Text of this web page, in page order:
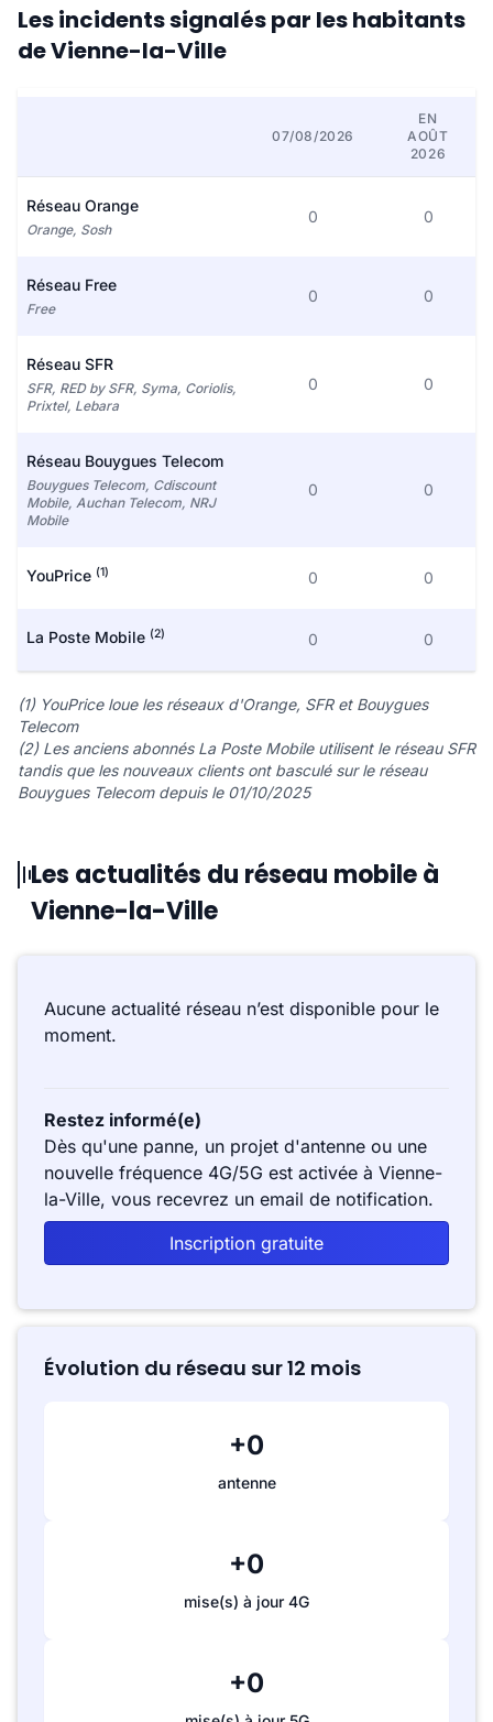
Les incidents signalés par les habitants
de Vienne-la-Ville
07/08/2026
EN
AOÛT
2026
Réseau Orange
Orange, Sosh
0 0
Réseau Free
Free
0 0
Réseau SFR
SFR, RED by SFR, Syma, Coriolis,
Prixtel, Lebara
0 0
Réseau Bouygues Telecom
Bouygues Telecom, Cdiscount
Mobile, Auchan Telecom, NRJ
Mobile
0 0
YouPrice (1) 0 0
La Poste Mobile (2) 0 0
(1) YouPrice loue les réseaux d'Orange, SFR et Bouygues
Telecom
(2) Les anciens abonnés La Poste Mobile utilisent le réseau SFR
tandis que les nouveaux clients ont basculé sur le réseau
Bouygues Telecom depuis le 01/10/2025
Les actualités du réseau mobile à
Vienne-la-Ville
Aucune actualité réseau n’est disponible pour le
moment.
Restez informé(e)
Dès qu'une panne, un projet d'antenne ou une
nouvelle fréquence 4G/5G est activée à Vienne-
la-Ville, vous recevrez un email de notification.
Inscription gratuite
Évolution du réseau sur 12 mois
+0
antenne
+0
mise(s) à jour 4G
+0